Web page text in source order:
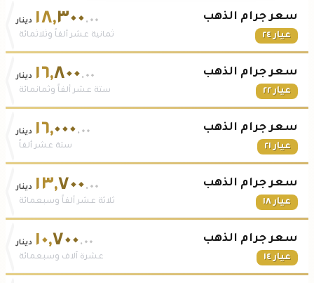
سعر جرام الذهب
عيار ٢٤
١٨,٣٠٠.٠٠ دينار
ثمانية عشر ألفاً وثلاثمائة
سعر جرام الذهب
عيار ٢٢
١٦,٨٠٠.٠٠ دينار
ستة عشر ألفاً وثمانمائة
سعر جرام الذهب
عيار ٢١
١٦,٠٠٠.٠٠ دينار
ستة عشر ألفاً
سعر جرام الذهب
عيار ١٨
١٣,٧٠٠.٠٠ دينار
ثلاثة عشر ألفاً وسبعمائة
سعر جرام الذهب
عيار ١٤
١٠,٧٠٠.٠٠ دينار
عشرة آلاف وسبعمائة